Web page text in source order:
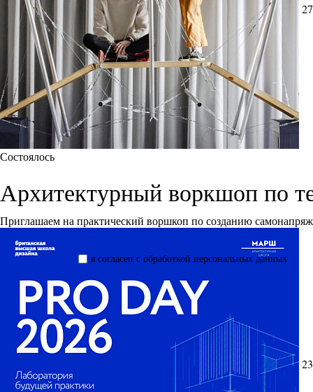
я согласен с обработкой персональных данных
Состоялось
Архитектурный воркшоп по
Приглашаем на практический воршкоп по созданию